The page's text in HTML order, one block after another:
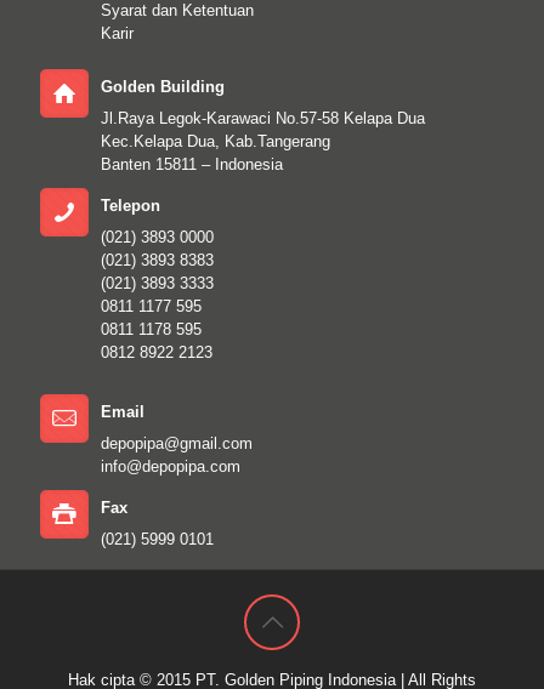
Syarat dan Ketentuan
Karir
Golden Building
Jl.Raya Legok-Karawaci No.57-58 Kelapa Dua
Kec.Kelapa Dua, Kab.Tangerang
Banten 15811 – Indonesia
Telepon
(021) 3893 0000
(021) 3893 8383
(021) 3893 3333
0811 1177 595
0811 1178 595
0812 8922 2123
Email
depopipa@gmail.com
info@depopipa.com
Fax
(021) 5999 0101
Hak cipta © 2015 PT. Golden Piping Indonesia| All Rights